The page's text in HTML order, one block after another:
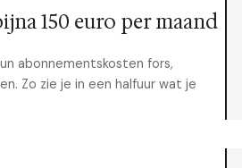
150 euro per maand
abonnementskosten fors,
Zo zie je in een halfuur wat je